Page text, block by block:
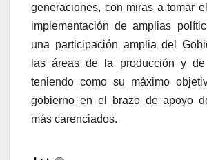
generaciones, con miras a tomar
implementación de amplias
una participación amplia del
las áreas de la producción y
teniendo como su máximo
gobierno en el brazo de apoyo
más carenciados.